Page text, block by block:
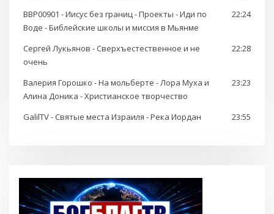
BBP00901 - Иисус без границ - Проекты - Иди по
Воде - Библейские школы и миссия в Мьянме
22:24
Сергей Лукьянов - Сверхъестественное и не
очень
22:28
Валерия Горошко - На мольберте - Лора Муха и
Алина Доника - Христианское творчество
23:23
GalilTV - Святые места Израиля - Река Иордан 23:55